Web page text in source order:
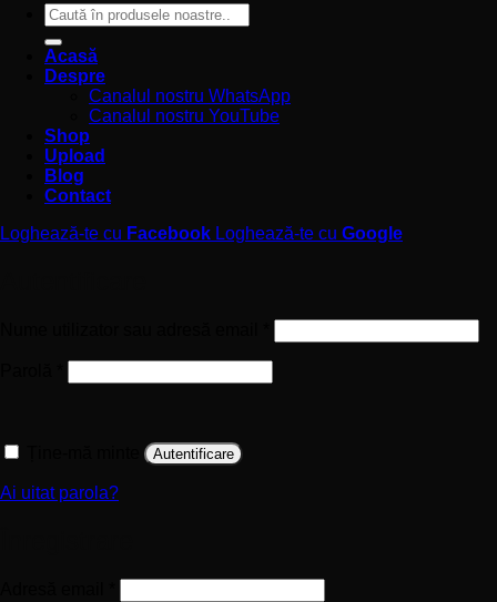
Caută
după:
Acasă
Despre
Canalul nostru WhatsApp
Canalul nostru YouTube
Shop
Upload
Blog
Contact
Loghează-te cu Facebook Loghează-te cu Google
Autentificare
Ai uitat parola?